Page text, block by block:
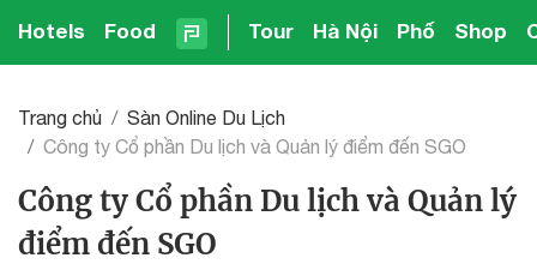
Hotels Food Tour Hà Nội Phố Shop
Trang chủ
Sàn Online Du Lịch
Công ty Cổ phần Du lịch và Quản lý điểm đến SGO
Công ty Cổ phần Du lịch và Quản lý
điểm đến SGO